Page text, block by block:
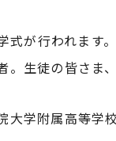
が行われます。
。生徒の皆さま
大学附属高等学